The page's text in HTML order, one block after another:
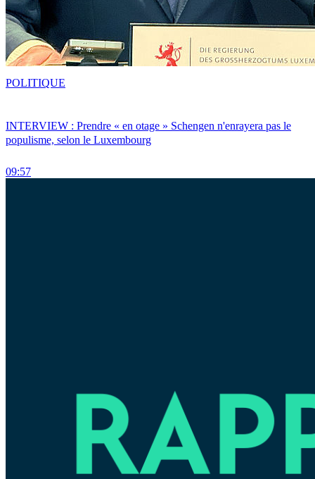
INTERVIEW : Prendre « en otage » Schengen n'enrayera pas le
populisme, selon le Luxembourg
09:57
POLITIQUE